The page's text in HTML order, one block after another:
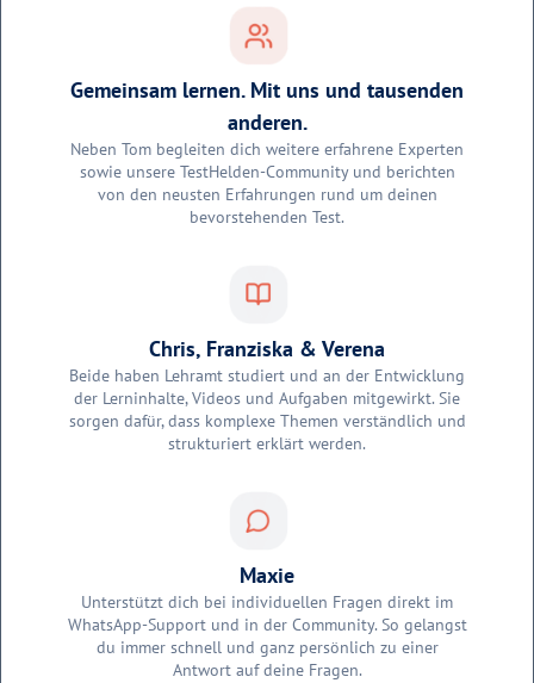
Gemeinsam lernen. Mit uns und tausenden
anderen.
Neben Tom begleiten dich weitere erfahrene Experten
sowie unsere TestHelden-Community und berichten
von den neusten Erfahrungen rund um deinen
bevorstehenden Test.
Chris, Franziska & Verena
Beide haben Lehramt studiert und an der Entwicklung
der Lerninhalte, Videos und Aufgaben mitgewirkt. Sie
sorgen dafür, dass komplexe Themen verständlich und
strukturiert erklärt werden.
Maxie
Unterstützt dich bei individuellen Fragen direkt im
WhatsApp-Support und in der Community. So gelangst
du immer schnell und ganz persönlich zu einer
Antwort auf deine Fragen.